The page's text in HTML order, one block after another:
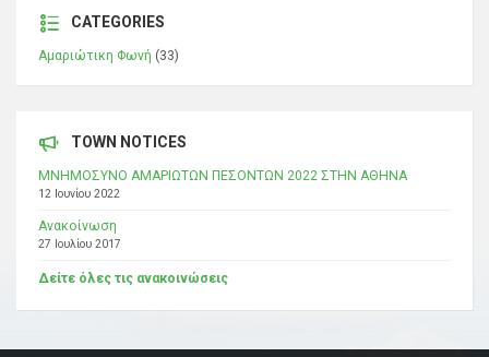
CATEGORIES
Αμαριώτικη Φωνή (33)
TOWN NOTICES
ΜΝΗΜΟΣΥΝΟ ΑΜΑΡΙΩΤΩΝ ΠΕΣΟΝΤΩΝ 2022 ΣΤΗΝ ΑΘΗΝΑ
12 Ιουνίου 2022
Ανακοίνωση
27 Ιουλίου 2017
Δείτε όλες τις ανακοινώσεις